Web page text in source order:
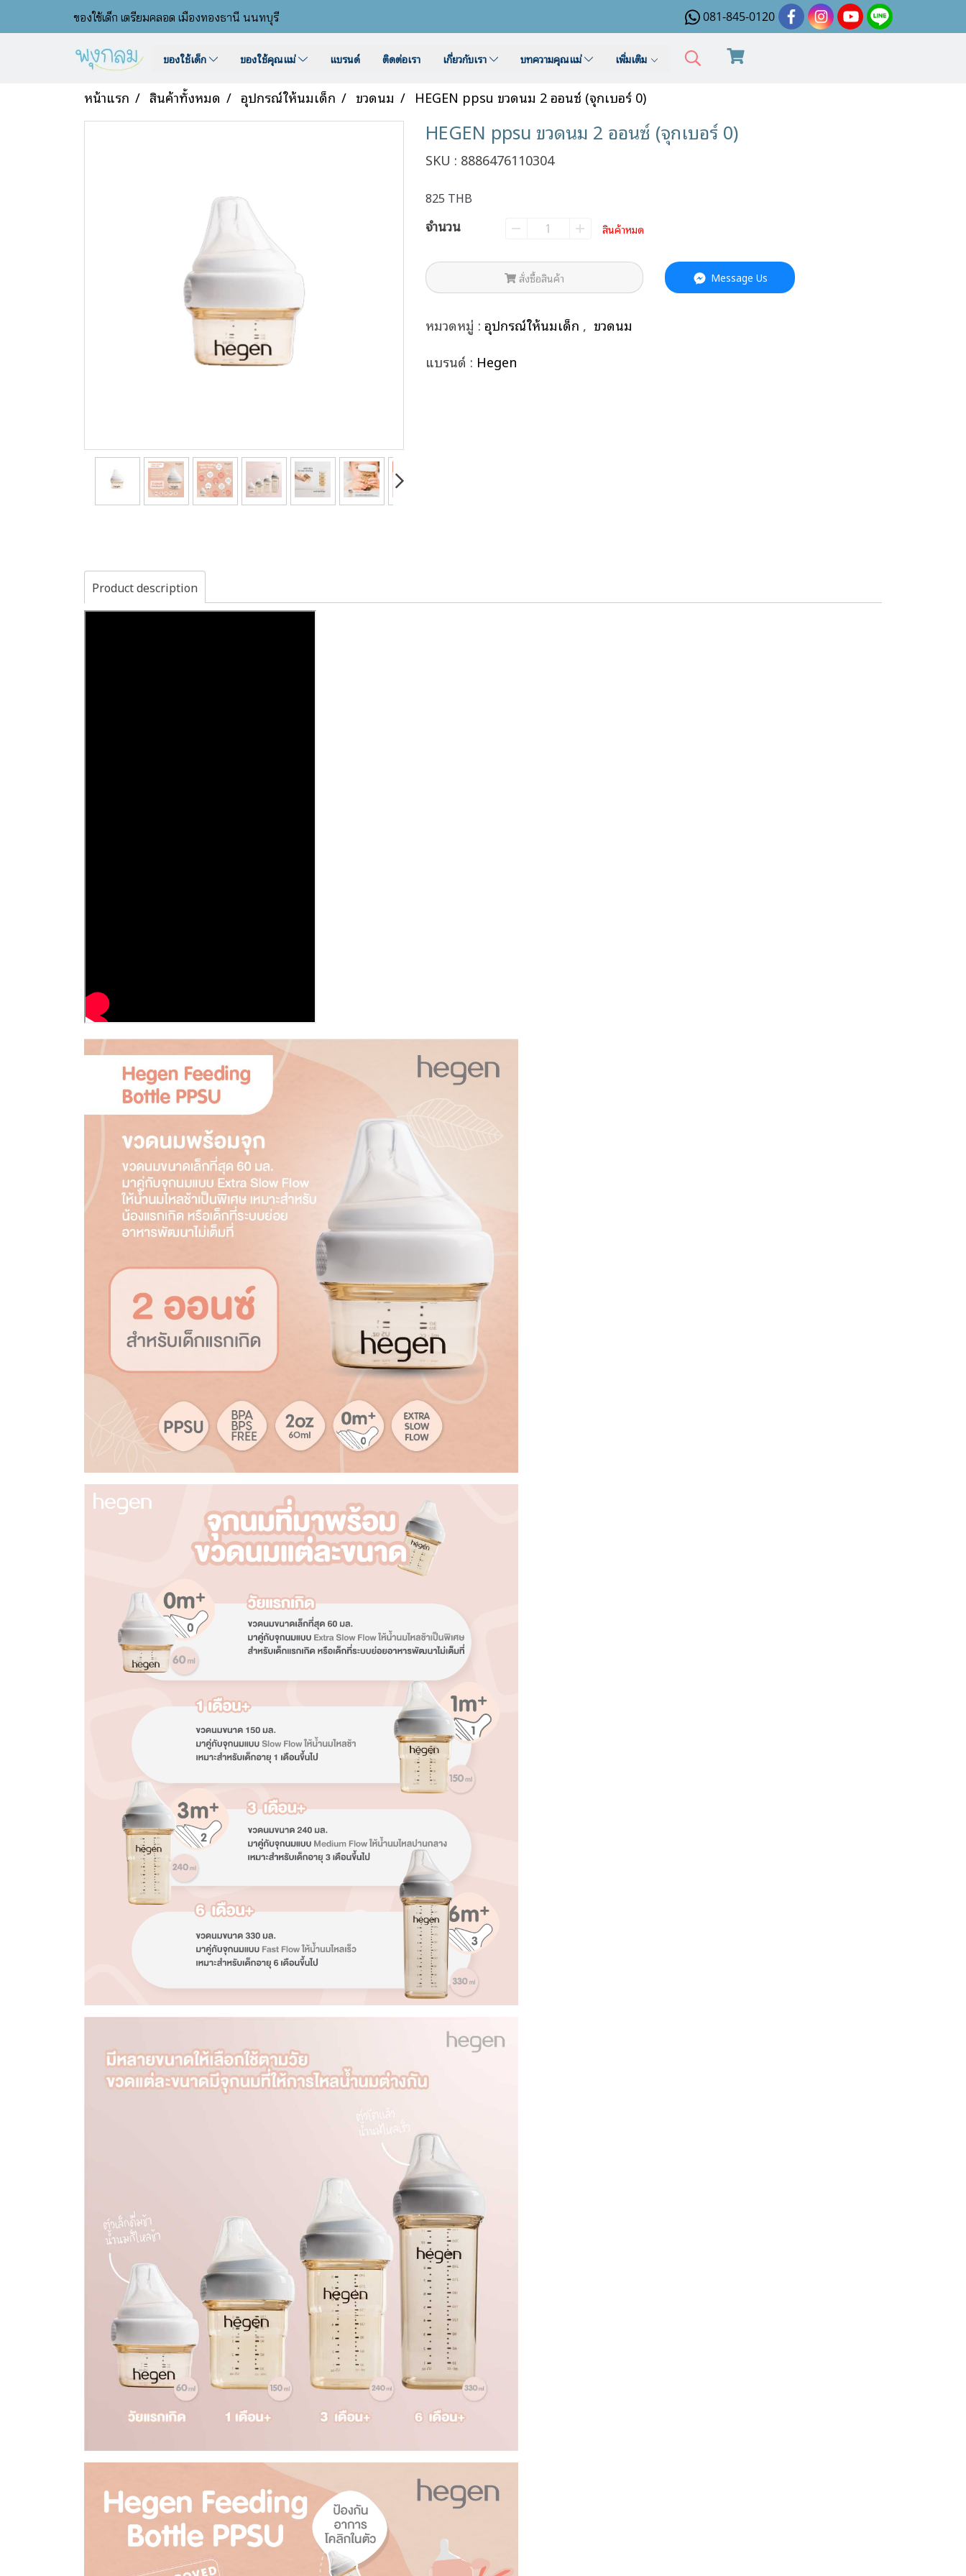
ของใช้เด็ก เตรียมคลอด เมืองทองธานี นนทบุรี 081-845-0120
ของใช้เด็ก ของใช้คุณแม่ แบรนด์ ติดต่อเรา เกี่ยวกับเรา บทความคุณแม่ เพิ่มเติม
หน้าแรก สินค้าทั้งหมด อุปกรณ์ให้นมเด็ก ขวดนม HEGEN ppsu ขวดนม 2 ออนซ์ (จุกเบอร์ 0)
HEGEN ppsu ขวดนม 2 ออนซ์ (จุกเบอร์ 0)
SKU : 8886476110304
825 THB
จำนวน สินค้าหมด
สั่งซื้อสินค้า Message Us
หมวดหมู่ : อุปกรณ์ให้นมเด็ก , ขวดนม
แบรนด์ : Hegen
Product description